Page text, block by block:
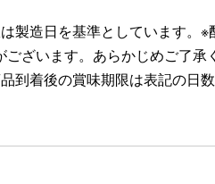
製造日を基準としています。
ざいます。あらかじめご了
到着後の賞味期限は表記の日